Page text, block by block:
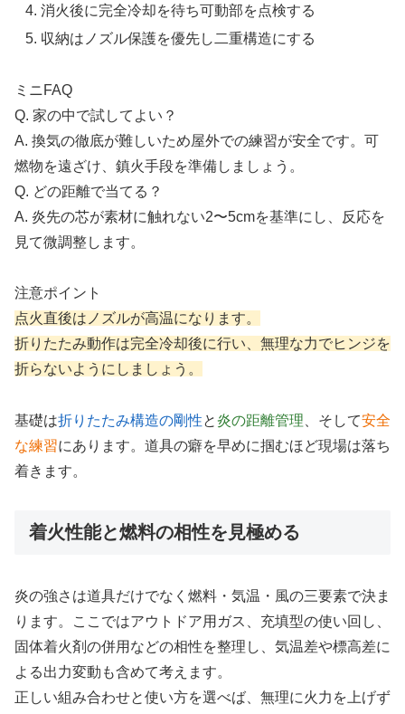
消火後に完全冷却を待ち可動部を点検する
収納はノズル保護を優先し二重構造にする
ミニFAQ
Q. 家の中で試してよい？
A. 換気の徹底が難しいため屋外での練習が安全です。可
燃物を遠ざけ、鎮火手段を準備しましょう。
Q. どの距離で当てる？
A. 炎先の芯が素材に触れない2〜5cmを基準にし、反応を
見て微調整します。
注意ポイント
点火直後はノズルが高温になります。
折りたたみ動作は完全冷却後に行い、無理な力でヒンジを
折らないようにしましょう。
基礎は折りたたみ構造の剛性と炎の距離管理 、そして安全
な練習にあります。道具の癖を早めに掴むほど現場は落ち
着きます。
着火性能と燃料の相性を見極める
炎の強さは道具だけでなく燃料・気温・風の三要素で決ま
ります。ここではアウトドア用ガス、充填型の使い回し、
固体着火剤の併用などの相性を整理し、気温差や標高差に
よる出力変動も含めて考えます。
正しい組み合わせと使い方を選べば、無理に火力を上げず